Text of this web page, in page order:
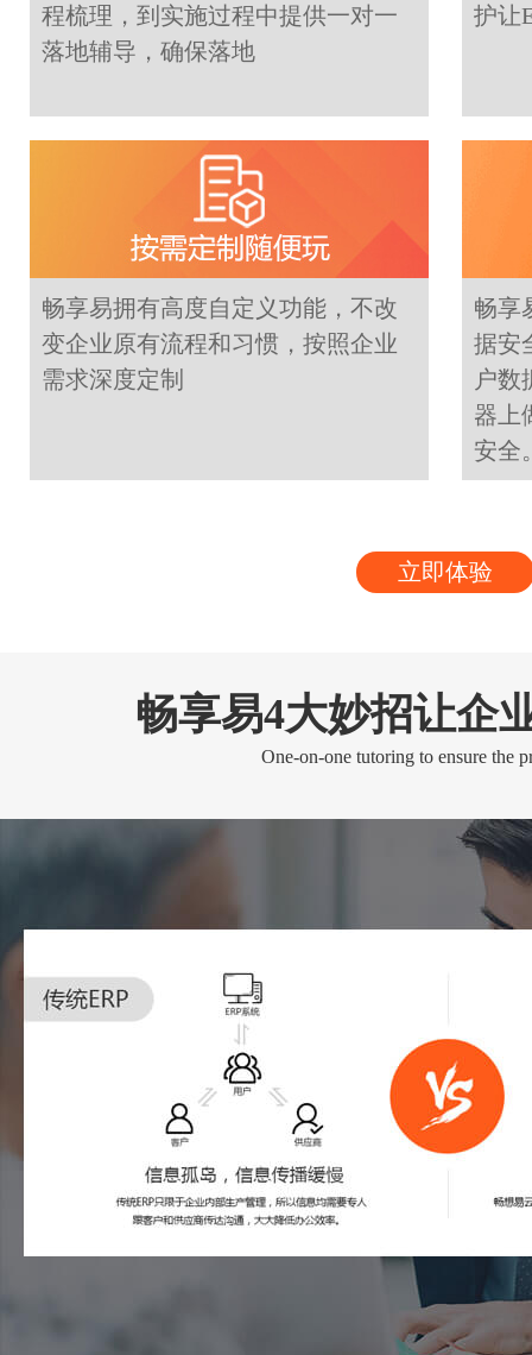
程梳理，到实施过程中提供一对一
落地辅导，确保落地
护让
畅享易拥有高度自定义功能，不改
变企业原有流程和习惯，按照企业
需求深度定制
畅享
据安
户数
器上
安全
立即体验
畅享易4大妙招让企
One-on-one tutoring to ensure the